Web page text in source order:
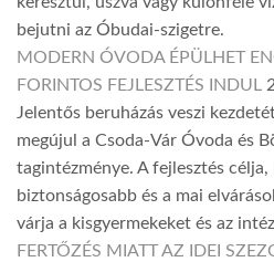
bejutni az Óbudai-szigetre.
MODERN ÓVODA ÉPÜLHET
FORINTOS FEJLESZTÉS INDUL
Jelentős beruházás veszi
megújul a Csoda-Vár Óvoda és
tagintézménye. A fejlesztés
biztonságosabb és a mai
várja a kisgyermekeket és az
FERTŐZÉS MIATT AZ IDEI